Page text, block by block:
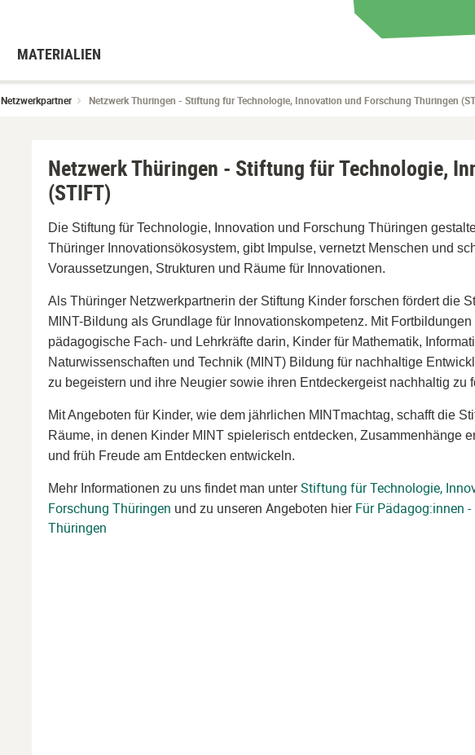
MATERIALIEN
Netzwerkpartner Netzwerk Thüringen - Stiftung für Technologie, Innovation und Forschung Thüringen
Netzwerk Thüringen - Stiftung für Technologie,
(STIFT)
Die Stiftung für Technologie, Innovation und Forschung Thüringen
Thüringer Innovationsökosystem, gibt Impulse, vernetzt Menschen und
Voraussetzungen, Strukturen und Räume für Innovationen.
Als Thüringer Netzwerkpartnerin der Stiftung Kinder forschen fördert die
MINT-Bildung als Grundlage für Innovationskompetenz. Mit Fortbildungen
pädagogische Fach- und Lehrkräfte darin, Kinder für Mathematik,
Naturwissenschaften und Technik (MINT) Bildung für nachhaltige
zu begeistern und ihre Neugier sowie ihren Entdeckergeist nachhaltig zu
Mit Angeboten für Kinder, wie dem jährlichen MINTmachtag, schafft die
Räume, in denen Kinder MINT spielerisch entdecken, Zusammenhänge
und früh Freude am Entdecken entw ickeln.
Mehr Informationen zu uns findet man unter Stiftung für Technologie,
Forschung Thüringen und zu unseren Angeboten hierFür Pädagog:innen
Thüringen